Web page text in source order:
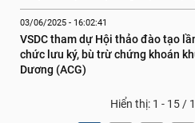
03/06/2025 - 16:02:41
VSDC tham dự Hội thảo đào tạo
chức lưu ký, bù trừ chứng khoán
Dương (ACG)
Hiển thị: 1 - 15 /